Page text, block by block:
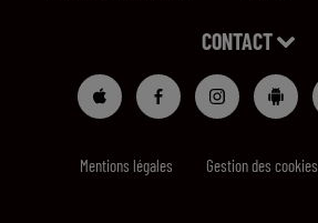
CONTACT
Mentions légales Gestion des cookies